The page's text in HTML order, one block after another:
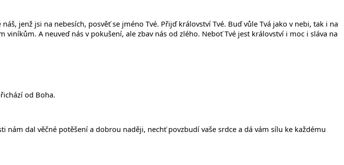
jenž jsi na nebesích, posvěť se jméno Tvé. Přijď království Tvé. Buď vůle Tvá jako v nebi, tak i na
A neuveď nás v pokušení, ale zbav nás od zlého. Neboť Tvé jest království i moc i sláva na
od Boha.
nám dal věčné potěšení a dobrou naději, nechť povzbudí vaše srdce a dá vám sílu ke každému